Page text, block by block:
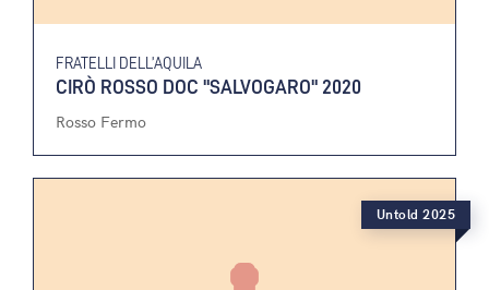
FRATELLI DELL’AQUILA
CIRÒ ROSSO DOC "SALVOGARO" 2020
Rosso Fermo
Untold 2025